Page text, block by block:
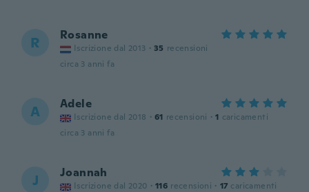
R Rosanne
Iscrizione dal 2013 · 35 recensioni
circa 3 anni fa
A Adele
Iscrizione dal 2018 · 61 recensioni · 1 caricamenti
circa 3 anni fa
J Joannah
Iscrizione dal 2020 · 116 recensioni · 17 caricamenti